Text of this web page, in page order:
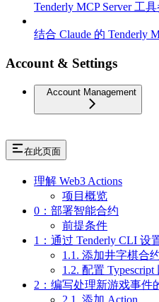
Tenderly MCP Server 工
结合 Claude 的 Tenderly
Account & Settings
Account Management
在此页面
理解 Web3 Actions
项目概览
0：部署智能合约
前提条件
1：通过 Tenderly CLI 设
1.1. 添加井字棋合
1.2. 配置
2：编写处理新游戏事件
2.1. 添加 Action